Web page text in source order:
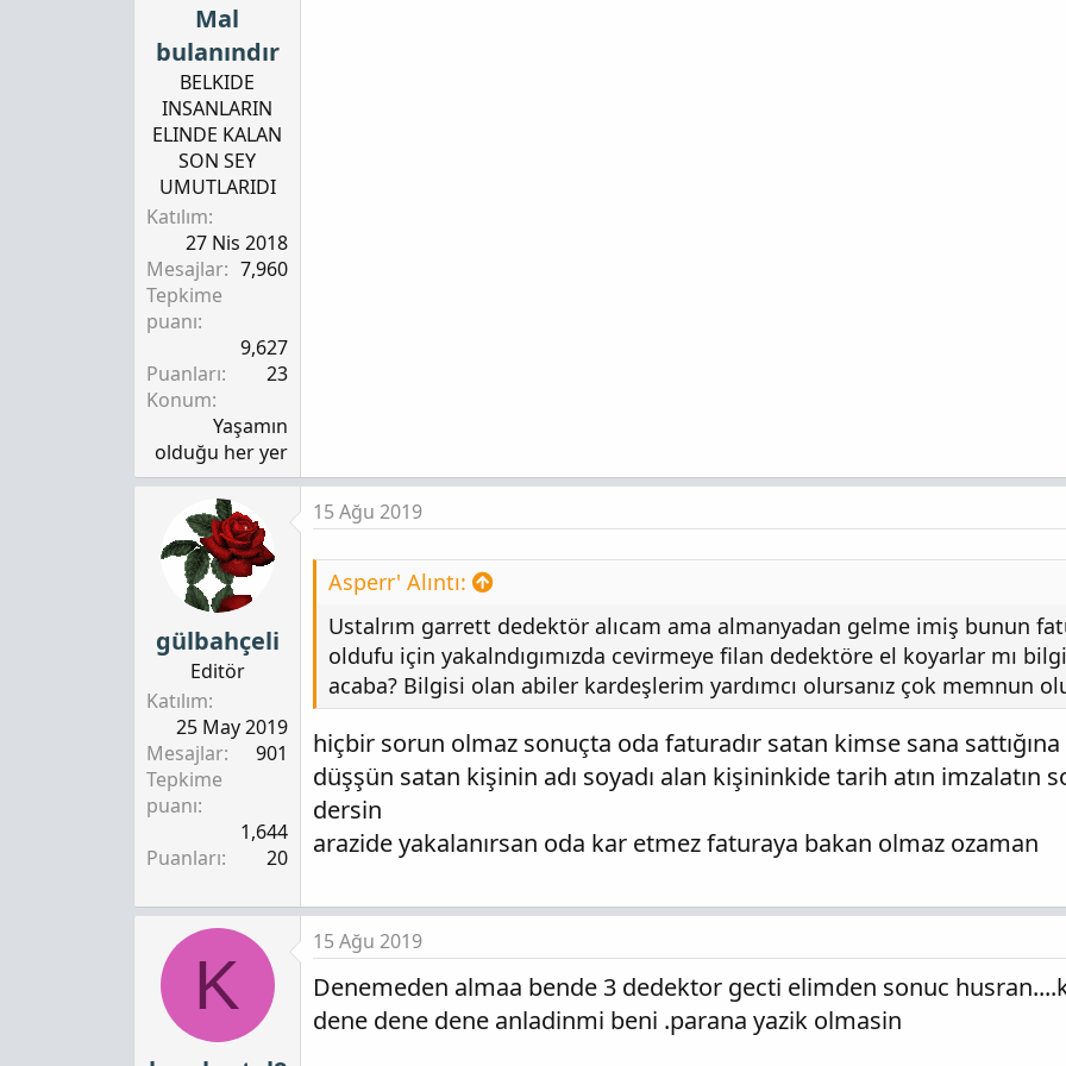
Mal
bulanındır
BELKIDE
INSANLARIN
ELINDE KALAN
SON SEY
UMUTLARIDI
Katılım
27 Nis 2018
Mesajlar
7,960
Tepkime
puanı
9,627
Puanları
23
Konum
Yaşamın
olduğu her yer
gülbahçeli
Editör
Katılım
25 May 2019
Mesajlar
901
Tepkime
puanı
1,644
Puanları
20
15 Ağu 2019
Asperr' Alıntı:
Ustalrım garrett dedektör alıcam ama almanyadan gelme imiş bunun
oldufu için yakalndıgımızda cevirmeye filan dedektöre el koyarlar mı
acaba? Bilgisi olan abiler kardeşlerim yardımcı olursanız çok memnun
hiçbir sorun olmaz sonuçta oda faturadır satan kimse sana
düşşün satan kişinin adı soyadı alan kişininkide tarih atın imzalatın
dersin
arazide yakalanırsan oda kar etmez faturaya bakan olmaz ozaman
K
15 Ağu 2019
Denemeden almaa bende 3 dedektor gecti elimden sonuc
dene dene dene anladinmi beni .parana yazik olmasin